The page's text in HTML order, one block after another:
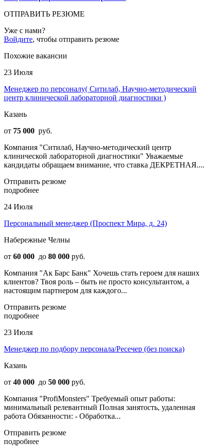
ОТПРАВИТЬ РЕЗЮМЕ
Уже с нами?
Войдите, чтобы отправить резюме
Похожие вакансии
23 Июля
Менеджер по персоналу( Ситилаб, Научно-методический
центр клинической лабораторной диагностики )
Казань
от 75 000 руб.
Компания "Ситилаб, Научно-методический центр
клинической лабораторной диагностики" Уважаемые
кандидаты обращаем внимание, что ставка ДЕКРЕТНАЯ....
Отправить резюме
подробнее
24 Июля
Персональный менеджер (Проспект Мира, д. 24)
Набережные Челны
от 60 000 до 80 000 руб.
Компания "Ак Барс Банк" Хочешь стать героем для наших
клиентов? Твоя роль – быть не просто консультантом, а
настоящим партнером для каждого...
Отправить резюме
подробнее
23 Июля
Менеджер по подбору персонала/Ресечер (без поиска)
Казань
от 40 000 до 50 000 руб.
Компания "ProfiMonsters" Требуемый опыт работы:
минимальный релевантный Полная занятость, удаленная
работа Обязанности: - Обработка...
Отправить резюме
подробнее